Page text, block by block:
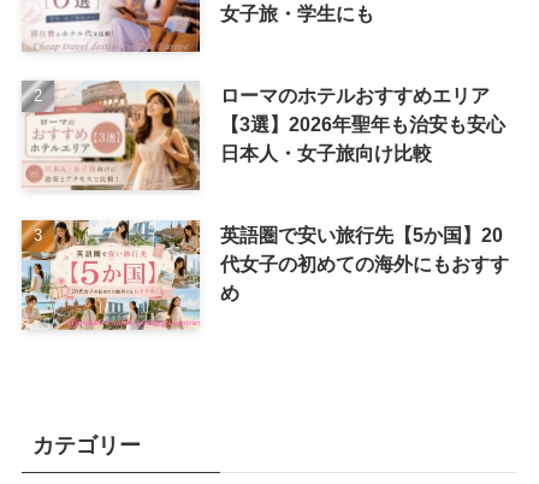
女子旅・学生にも
ローマのホテルおすすめエリア
【3選】2026年聖年も治安も安心
日本人・女子旅向け比較
英語圏で安い旅行先【5か国】20
代女子の初めての海外にもおすす
め
カテゴリー